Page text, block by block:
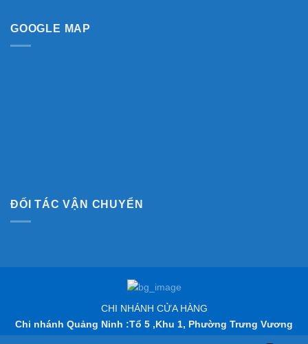
GOOGLE MAP
ĐỐI TÁC VẬN CHUYỂN
CHI NHÁNH CỬA HÀNG
Chi nhánh Quảng Ninh :Tổ 5 ,Khu 1, Phường Trưng Vương